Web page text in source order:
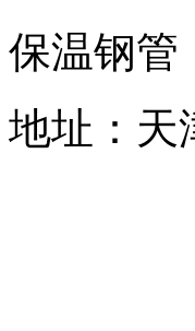
保温钢管
地址：天